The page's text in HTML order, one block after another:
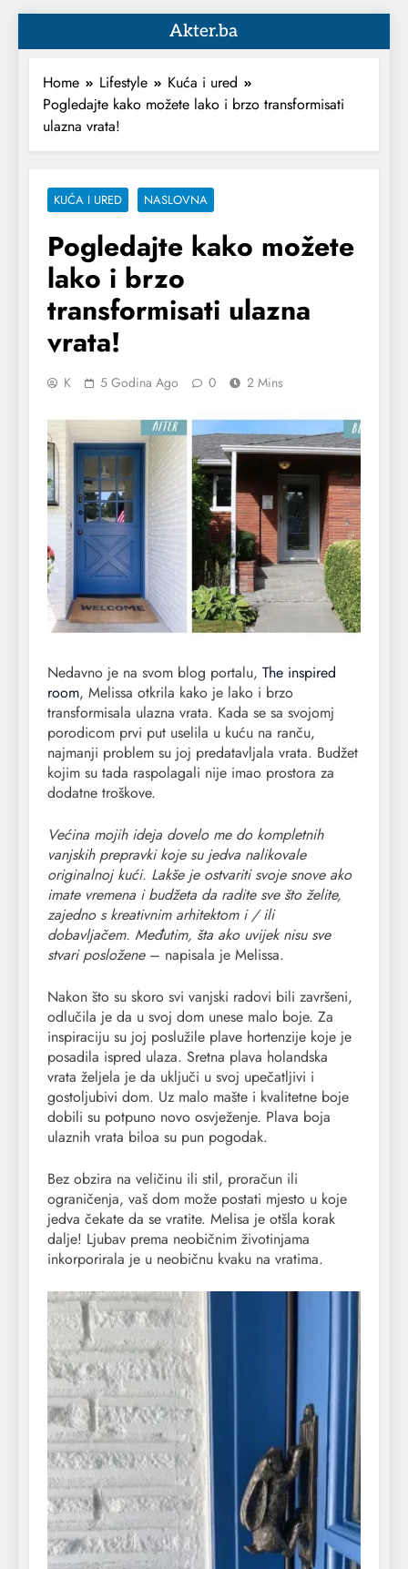
Akter.ba
Home Lifestyle
Kuća i ured
Pogledajte kako možete lako i brzo transformisati
ulazna vrata!
KUĆA I URED NASLOVNA
Pogledajte kako možete
lako i brzo
transformisati ulazna
vrata!
K 5 Godina Ago 0 2 Mins
Nedavno je na svom blog portalu, The inspired
room, Melissa otkrila kako je lako i brzo
transformisala ulazna vrata. Kada se sa svojomj
porodicom prvi put uselila u kuću na ranču,
najmanji problem su joj predatavljala vrata. Budžet
kojim su tada raspolagali nije imao prostora za
dodatne troškove.
Većina mojih ideja dovelo me do kompletnih
vanjskih prepravki koje su jedva nalikovale
originalnoj kući. Lakše je ostvariti svoje snove ako
imate vremena i budžeta da radite sve što želite,
zajedno s kreativnim arhitektom i / ili
dobavljačem. Međutim, šta ako uvijek nisu sve
stvari posložene– napisala je Melissa.
Nakon što su skoro svi vanjski radovi bili završeni,
odlučila je da u svoj dom unese malo boje. Za
inspiraciju su joj poslužile plave hortenzije koje je
posadila ispred ulaza. Sretna plava holandska
vrata željela je da uključi u svoj upečatljivi i
gostoljubivi dom. Uz malo mašte i kvalitetne boje
dobili su potpuno novo osvježenje. Plava boja
ulaznih vrata biloa su pun pogodak.
Bez obzira na veličinu ili stil, proračun ili
ograničenja, vaš dom može postati mjesto u koje
jedva čekate da se vratite. Melisa je otšla korak
dalje! Ljubav prema neobičnim životinjama
inkorporirala je u neobičnu kvaku na vratima.